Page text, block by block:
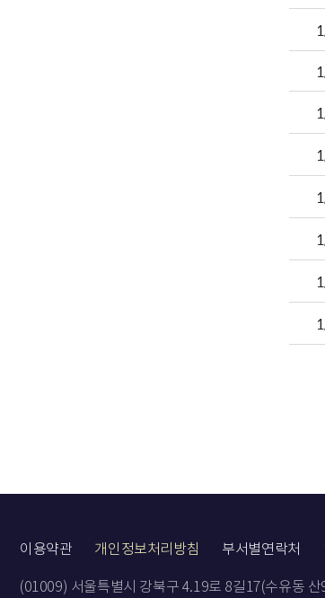
이용약관 개인정보처리방침 부서별연락처
(01009) 서울특별시 강북구 4.19로 8길17(수유동 산